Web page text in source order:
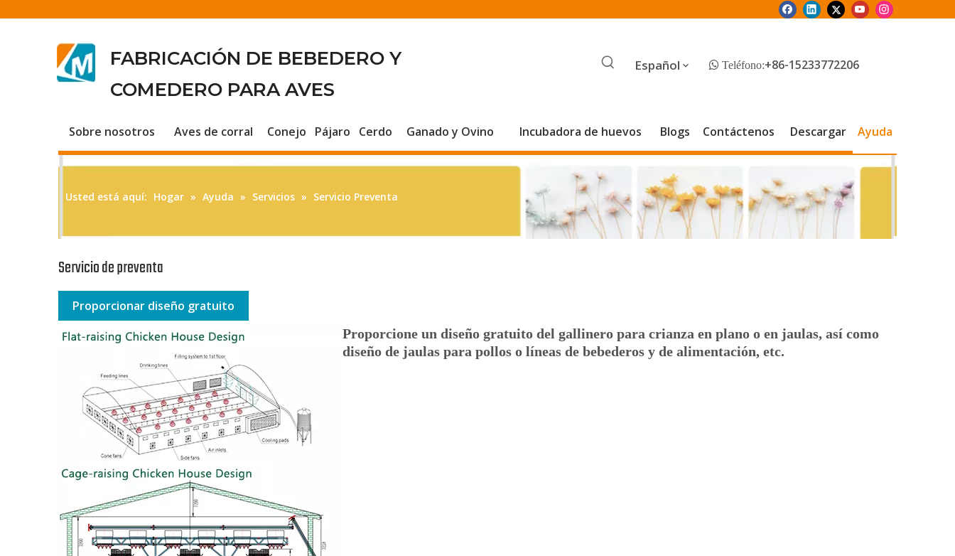
FABRICACIÓN DE BEBEDERO Y
COMEDERO PARA AVES
Español  Teléfono:+86-15233772206
Sobre nosotros Aves de corral Conejo Pájaro Cerdo Ganado y Ovino Incubadora de huevos Blogs Contáctenos Descargar Ayuda
Usted está aquí: Hogar » Ayuda » Servicios » Servicio Preventa
Servicio de preventa
Proporcionar diseño gratuito
Proporcione un diseño gratuito del gallinero para crianza en plano o en jaulas, así como
diseño de jaulas para pollos o líneas de bebederos y de alimentación, etc.